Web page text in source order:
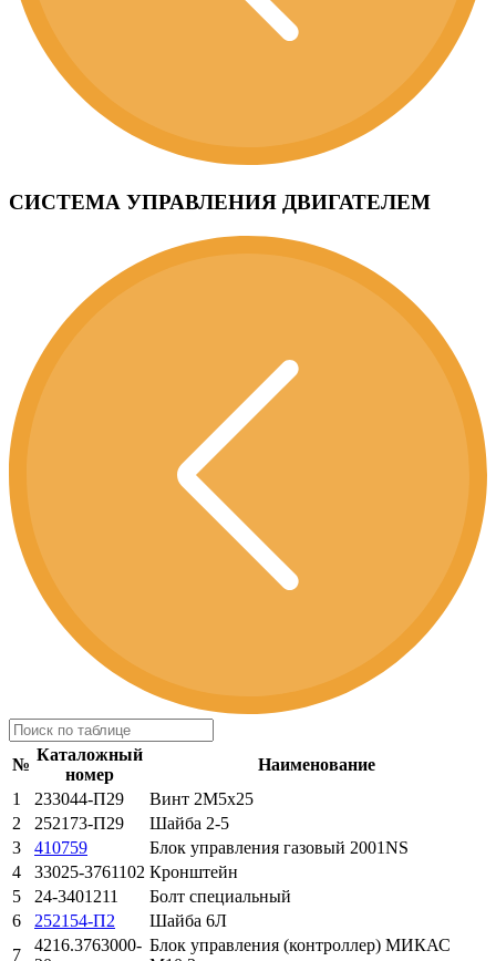
СИСТЕМА УПРАВЛЕНИЯ ДВИГАТЕЛЕМ
№
Каталожный
номер
Наименование
1
233044-П29
Винт 2М5х25
2
252173-П29
Шайба 2-5
3
410759
Блок управления газовый 2001NS
4
33025-3761102 Кронштейн
5
24-3401211
Болт специальный
6
252154-П2
Шайба 6Л
7
4216.3763000- Блок управления (контроллер) МИКАС